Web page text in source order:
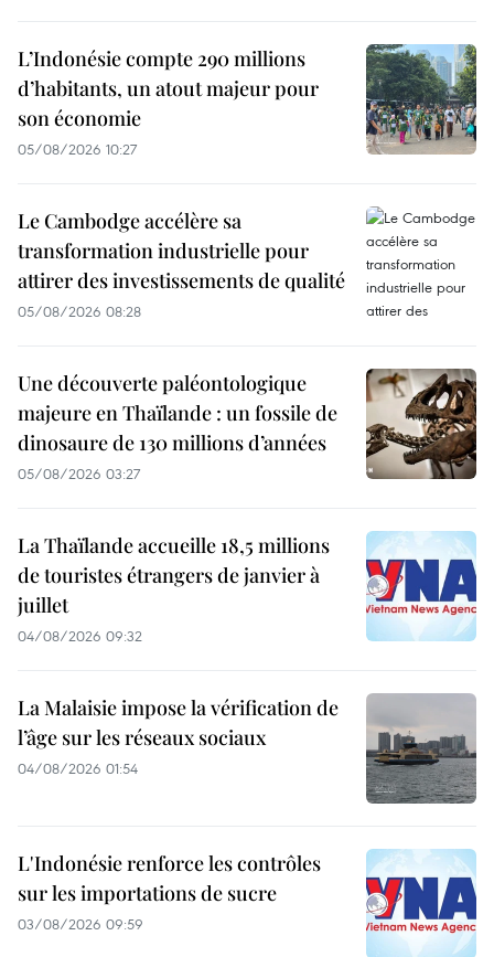
L’Indonésie compte 290 millions
d’habitants, un atout majeur pour
son économie
05/08/2026 10:27
Le Cambodge accélère sa
transformation industrielle pour
attirer des investissements de qualité
05/08/2026 08:28
Une découverte paléontologique
majeure en Thaïlande : un fossile de
dinosaure de 130 millions d’années
05/08/2026 03:27
La Thaïlande accueille 18,5 millions
de touristes étrangers de janvier à
juillet
04/08/2026 09:32
La Malaisie impose la vérification de
l’âge sur les réseaux sociaux
04/08/2026 01:54
L'Indonésie renforce les contrôles
sur les importations de sucre
03/08/2026 09:59